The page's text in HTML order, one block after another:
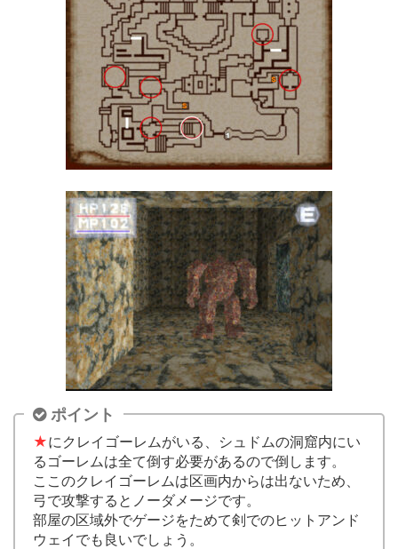
ポイント
★にクレイゴーレムがいる、シュドムの洞窟内にい
るゴーレムは全て倒す必要があるので倒します。
ここのクレイゴーレムは区画内からは出ないため、
弓で攻撃するとノーダメージです。
部屋の区域外でゲージをためて剣でのヒットアンド
ウェイでも良いでしょう。